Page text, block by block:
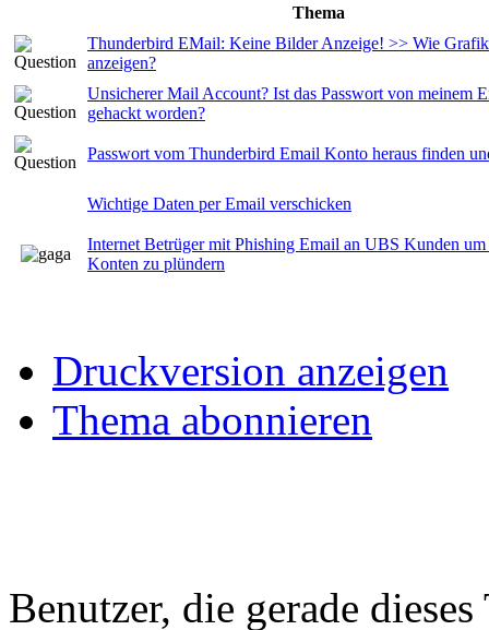
Thema
Thunderbird EMail: Keine Bilder Anzeige! >> Wie
anzeigen?
Unsicherer Mail Account? Ist das Passwort von meinem
gehackt worden?
Passwort vom Thunderbird Email Konto heraus finden
Wichtige Daten per Email verschicken
Internet Betrüger mit Phishing Email an UBS Kunden
Konten zu plündern
Druckversion anzeigen
Thema abonnieren
Benutzer, die gerade